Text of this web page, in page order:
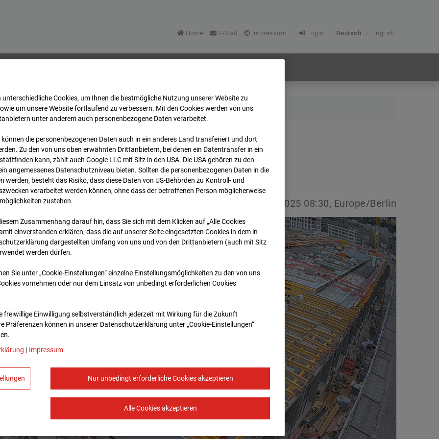
Home E-Mail Impressum Login Deutsch / English
-Cam4 Archiv 2025 04 13 08:30
-Cam4
13.04.2025 08:30, Europe/Berlin
unterschiedliche Cookies, um Ihnen die best­mögliche Nutzung unserer Website zu
um unsere Website fortlaufend zu verbessern. Mit den Cookies werden von uns
unter anderem auch personenbezogene Daten verarbeitet.
können die personenbezogenen Daten auch in ein anderes Land transferiert und dort
Zu den von uns oben erwähnten Drittanbietern, bei denen ein Datentransfer in ein
kann, zählt auch Google LLC mit Sitz in den USA. Die USA gehören zu den
angemessenes Datenschutzniveau bieten. Sollten die personenbezogenen Daten in die
werden, besteht das Risiko, dass diese Daten von US-Behörden zu Kontroll- und
verarbeitet werden können, ohne dass der betroffenen Person möglicherweise
zustehen.
Zusammenhang darauf hin, dass Sie sich mit dem Klicken auf „Alle Cookies
ein­ver­standen erklären, dass die auf unserer Seite eingesetzten Cookies in dem in
dargestellten Umfang von uns und von den Drittanbietern (auch mit Sitz
werden dürfen.
Sie unter „Cookie-Einstellungen“ einzelne Einstellungsmöglichkeiten zu den von uns
vornehmen oder nur dem Einsatz von unbedingt erforderlichen Cookies
freiwillige Einwilligung selbstverständlich jederzeit mit Wirkung für die Zukunft
Prä­fe­renzen können in unserer Datenschutzerklärung unter „Cookie-Einstellungen“
| Impressum
Nur unbedingt erforderliche Cookies akzeptieren
Alle Cookies akzeptieren